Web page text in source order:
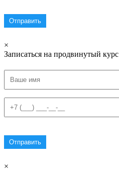
×
Записаться на продвинутый курс
×